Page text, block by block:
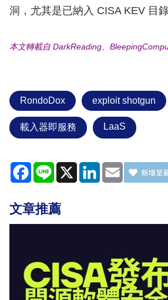
洞，尤其是已納入 CISA KEV 目錄
本文轉載自 DarkReading、
RondoDox exploit shotgun
載入器即服務 LaaS
Facebook
Line X LinkedIn
Email
文章推薦